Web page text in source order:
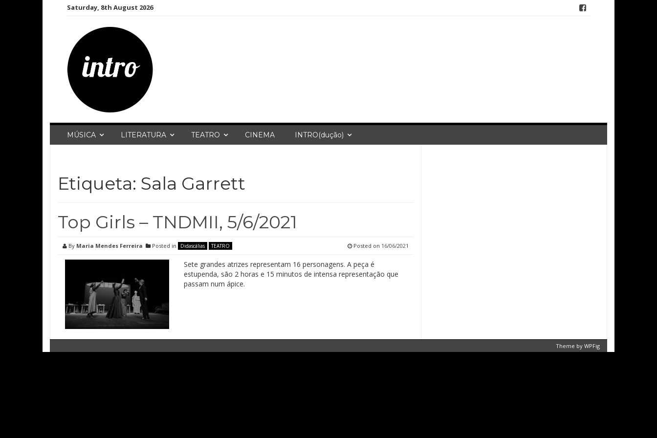
Saturday, 8th August 2026
MÚSICA LITERATURA TEATRO CINEMA INTRO(dução)
Etiqueta: Sala Garrett
Top Girls – TNDMII, 5/6/2021
By Maria Mendes Ferreira Posted in Didascálias TEATRO Posted on 16/06/2021
Sete grandes atrizes representam 16 personagens. A peça é
estupenda, são 2 horas e 15 minutos de intensa representação que
passam num ápice.
Theme by WPFig